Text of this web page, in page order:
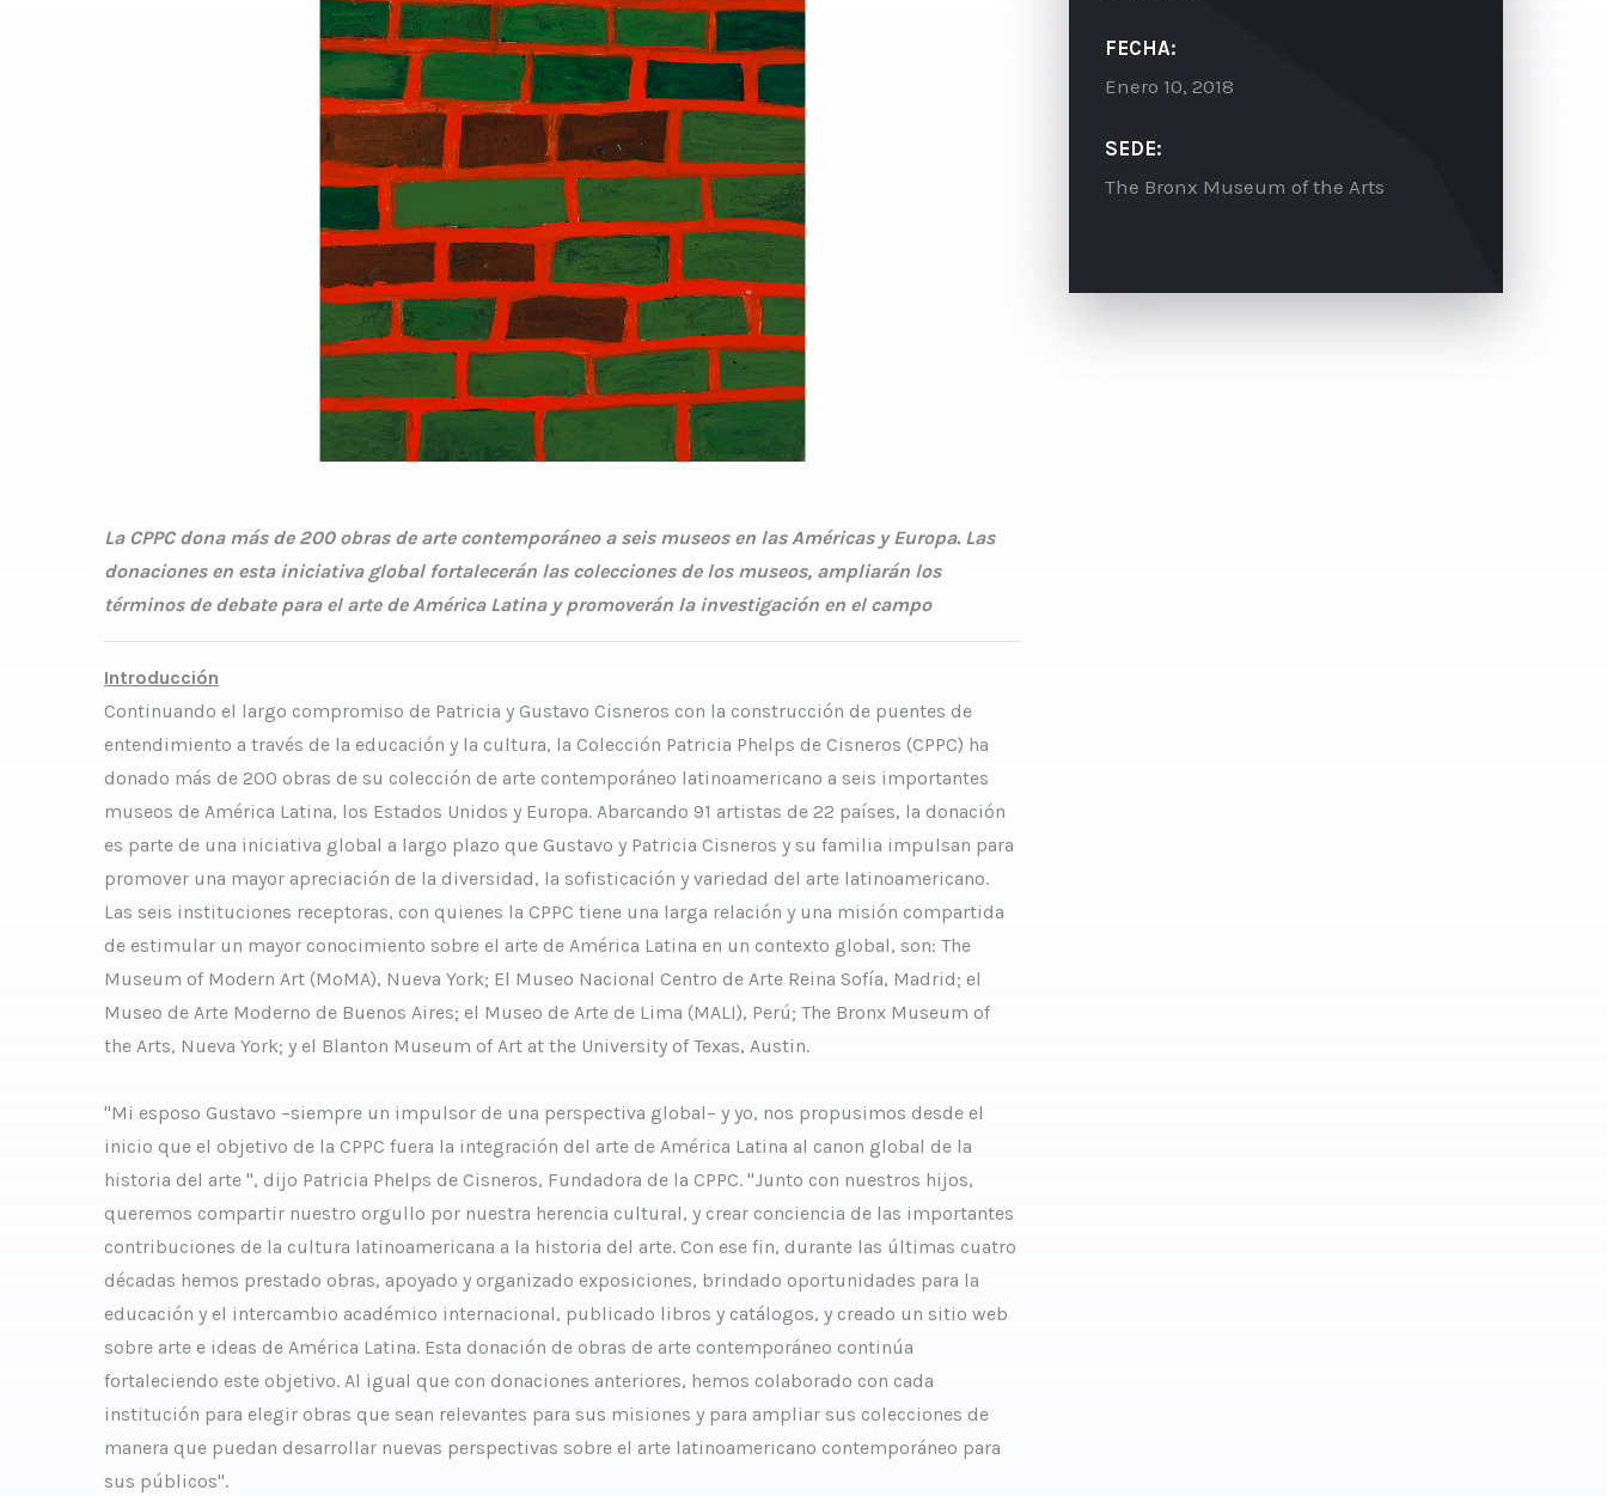
La CPPC dona más de 200 obras de arte contemporáneo a seis museos en las Américas y Europa. Las
donaciones en esta iniciativa global fortalecerán las colecciones de los museos, ampliarán los
términos de debate para el arte de América Latina y promoverán la investigación en el campo
Introducción
Continuando el largo compromiso de Patricia y Gustavo Cisneros con la construcción de puentes de
entendimiento a través de la educación y la cultura, la Colección Patricia Phelps de Cisneros (CPPC) ha
donado más de 200 obras de su colección de arte contemporáneo latinoamericano a seis importantes
museos de América Latina, los Estados Unidos y Europa. Abarcando 91 artistas de 22 países, la donación
es parte de una iniciativa global a largo plazo que Gustavo y Patricia Cisneros y su familia impulsan para
promover una mayor apreciación de la diversidad, la sofisticación y variedad del arte latinoamericano.
Las seis instituciones receptoras, con quienes la CPPC tiene una larga relación y una misión compartida
de estimular un mayor conocimiento sobre el arte de América Latina en un contexto global, son: The
Museum of Modern Art (MoMA), Nueva York; El Museo Nacional Centro de Arte Reina Sofía, Madrid; el
Museo de Arte Moderno de Buenos Aires; el Museo de Arte de Lima (MALI), Perú; The Bronx Museum of
the Arts, Nueva York; y el Blanton Museum of Art at the University of Texas, Austin.
"Mi esposo Gustavo –siempre un impulsor de una perspectiva global– y yo, nos propusimos desde el
inicio que el objetivo de la CPPC fuera la integración del arte de América Latina al canon global de la
historia del arte ", dijo Patricia Phelps de Cisneros, Fundadora de la CPPC. "Junto con nuestros hijos,
queremos compartir nuestro orgullo por nuestra herencia cultural, y crear conciencia de las importantes
contribuciones de la cultura latinoamericana a la historia del arte. Con ese fin, durante las últimas cuatro
décadas hemos prestado obras, apoyado y organizado exposiciones, brindado oportunidades para la
educación y el intercambio académico internacional, publicado libros y catálogos, y creado un sitio web
sobre arte e ideas de América Latina. Esta donación de obras de arte contemporáneo continúa
fortaleciendo este objetivo. Al igual que con donaciones anteriores, hemos colaborado con cada
institución para elegir obras que sean relevantes para sus misiones y para ampliar sus colecciones de
manera que puedan desarrollar nuevas perspectivas sobre el arte latinoamericano contemporáneo para
sus públicos".
FECHA:
Enero 10, 2018
SEDE:
The Bronx Museum of the Arts